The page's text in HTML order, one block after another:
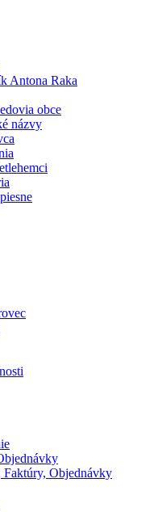
Antona Raka
obce
názvy
Objednávky